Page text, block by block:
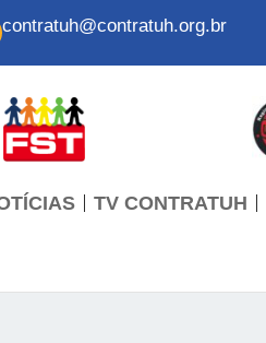
contratuh@contratuh.org.br
TV CONTRATUH